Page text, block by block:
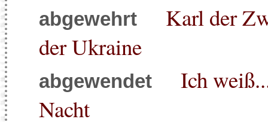
abgewehrt
Karl der
der Ukraine
abgewendet
Ich
Nacht